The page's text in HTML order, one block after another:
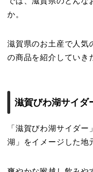
か。
滋賀県のお土産で人気
の商品を紹介していき
滋賀びわ湖サイダ
「滋賀びわ湖サイダ
湖」をイメージした地